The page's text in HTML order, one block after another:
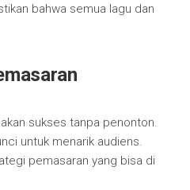
bahwa semua lagu dan
sukses tanpa penonton.
untuk menarik audiens.
pemasaran yang bisa di